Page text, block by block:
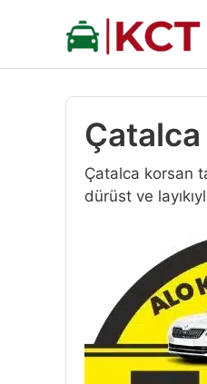
Çatalca korsan
dürüst ve